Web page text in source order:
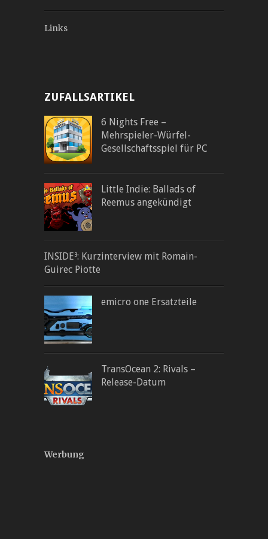
Links
ZUFALLSARTIKEL
6 Nights Free –
Mehrspieler-Würfel-
Gesellschaftsspiel für PC
Little Indie: Ballads of
Reemus angekündigt
INSIDE³: Kurzinterview mit Romain-
Guirec Piotte
emicro one Ersatzteile
TransOcean 2: Rivals –
Release-Datum
Werbung